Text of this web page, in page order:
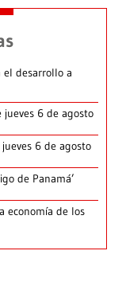
el desarrollo a
jueves 6 de agosto
6 de agosto
de Panamá’
economía de los